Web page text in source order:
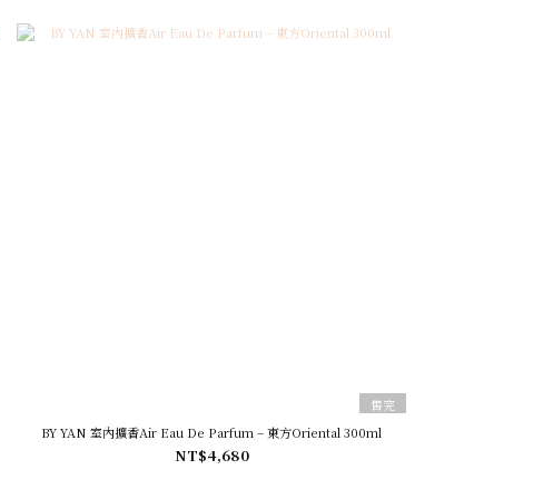
售完
BY YAN 室內擴香Air Eau De Parfum – 東方Oriental 300ml
NT$4,680